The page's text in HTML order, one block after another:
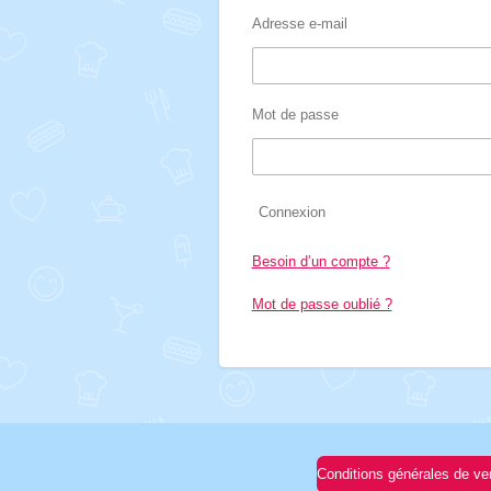
Adresse e-mail
Mot de passe
Connexion
Besoin d’un compte ?
Mot de passe oublié ?
Conditions générales de